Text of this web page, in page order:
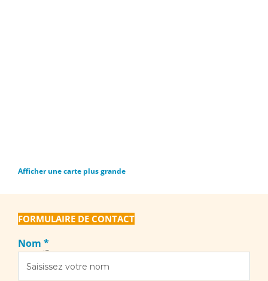
Afficher une carte plus grande
FORMULAIRE DE CONTACT
Nom *